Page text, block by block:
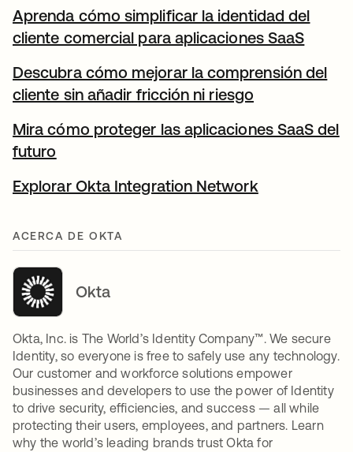
Aprenda cómo simplificar la identidad del
cliente comercial para aplicaciones SaaS
Descubra cómo mejorar la comprensión del
cliente sin añadir fricción ni riesgo
Mira cómo proteger las aplicaciones SaaS del
futuro
Explorar Okta Integration Network
ACERCA DE OKTA
Okta
Okta, Inc. is The World’s Identity Company™. We secure
Identity, so everyone is free to safely use any technology.
Our customer and workforce solutions empower
businesses and developers to use the power of Identity
to drive security, efficiencies, and success — all while
protecting their users, employees, and partners. Learn
why the world’s leading brands trust Okta for